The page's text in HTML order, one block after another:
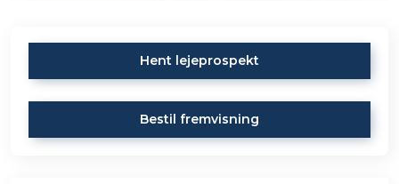
Hent lejeprospekt
Bestil fremvisning